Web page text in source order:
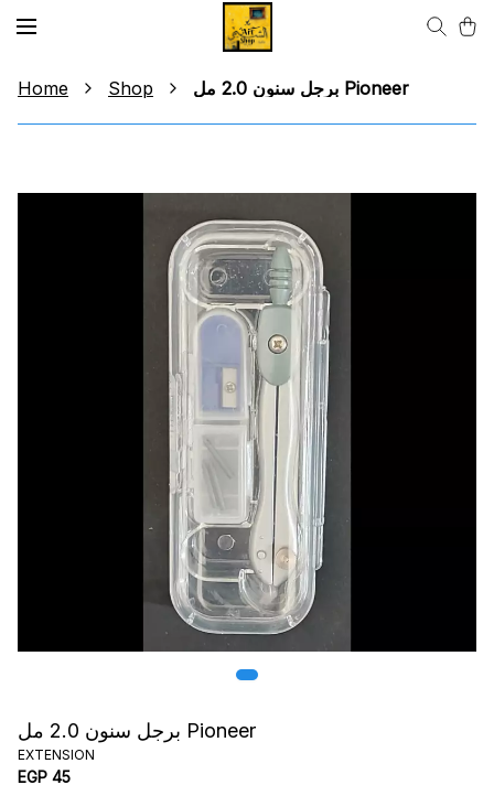
Home Shop برجل سنون 2.0 مل Pioneer
برجل سنون 2.0 مل Pioneer
EXTENSION
EGP 45